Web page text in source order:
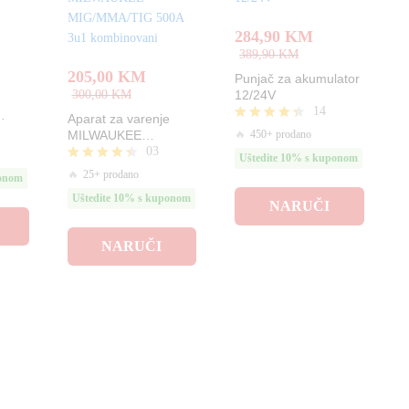
205,00 KM
300,00KM
Aparat za varenje
MILWAUKEE
MIG/MMA/TIG 500A
3u1 kombinovani
Ocjenjeno
od 5
03
🔥
25+ prodano
Uštedite 10% s kuponom
NARUČI
284,90KM
389,90KM
Punjač za akumulator
12/24V
Ocjenjeno
od 5
14
🔥 450+ prodano
Uštedite 10% s kuponom
NARUČI